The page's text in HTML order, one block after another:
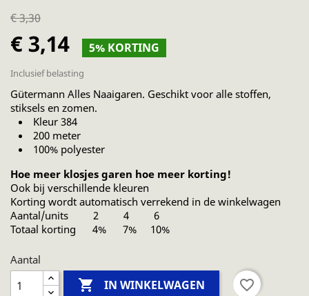
€ 3,30
€ 3,14 5% KORTING
Inclusief belasting
Gütermann Alles Naaigaren. Geschikt voor alle stoffen,
stiksels en zomen.
Kleur 384
200 meter
100% polyester
Hoe meer klosjes garen hoe meer korting!
Ook bij verschillende kleuren
Korting wordt automatisch verrekend in de winkelwagen
Aantal/units 2 4 6
Totaal korting 4% 7% 10%
Aantal
 IN WINKELWAGEN favorite_border